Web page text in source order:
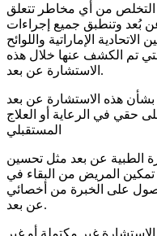
من أي مخاطر تتعلق
بُعد وتنطبق جميع إجراءات
الإماراتية واللوائح
تم الكشف عنها خلال هذه
الاستشارة عن بعد.
هذه الاستشارة عن بعد
حقي في الرعاية أو العلاج
المستقبلي
الطبية عن بعد مثل تحسين
تمكين المريض من البقاء في
على الخبرة من أخصائي
عن بعد.
غير مكتملة أو غير